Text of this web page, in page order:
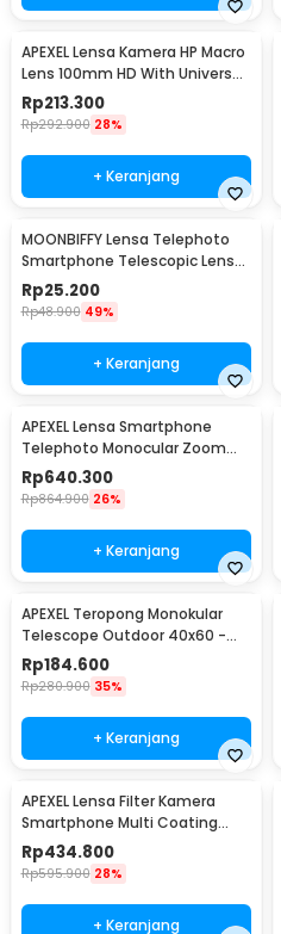
APEXEL Lensa Kamera HP Macro
Lens 100mm HD With Universal
Klip - APL-HB100mm
Rp213.300
Rp292.900 28%
+ Keranjang
MOONBIFFY Lensa Telephoto
Smartphone Telescopic Lens
Anti Glare 8X - DW4638
Rp25.200
Rp48.900 49%
+ Keranjang
APEXEL Lensa Smartphone
Telephoto Monocular Zoom
36X with Tripod - APL-
JS36XJJ020
Rp640.300
Rp864.900 26%
+ Keranjang
APEXEL Teropong Monokular
Telescope Outdoor 40x60 -
APS-40X60DTZJ
Rp184.600
Rp280.900 35%
+ Keranjang
APEXEL Lensa Filter Kamera
Smartphone Multi Coating
UV/CPL/ND 67mm - APL-
67FL3N
Rp434.800
Rp595.900 28%
+ Keranjang